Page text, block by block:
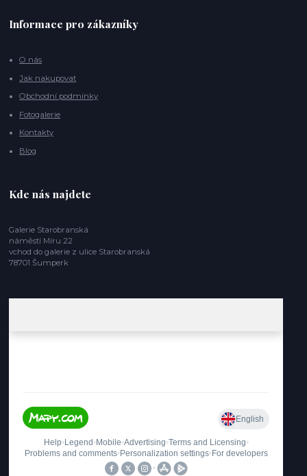
Informace pro zákazníky
O nás
Jak nakupovat
Obchodní podmínky
Fotogalerie
Kontakty
Blog
Kde nás najdete
Galerie Starobranská
náměstí Míru 22
vchod do galerie z ulice Starobranská
78701 Šumperk